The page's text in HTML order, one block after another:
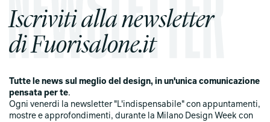
Iscriviti alla newsletter
di Fuorisalone.it
Tutte le news sul meglio del design, in un'unica comunicazione
pensata per te.
Ogni venerdi la newsletter "L'indispensabile" con appuntamenti,
mostre e approfondimenti, durante la Milano Design Week con